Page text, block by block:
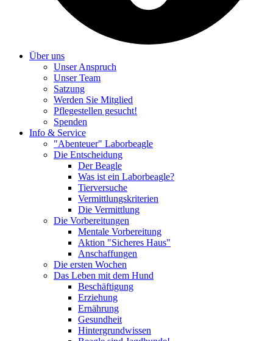
Über uns
Unser Anspruch
Unser Team
Satzung
Werden Sie Mitglied
Pflegestellen gesucht!
Spenden
Info & Service
"Abenteuer" Laborbeagle
Die Entscheidung
Der Beagle
Was ist ein Laborbeagle?
Tierversuche
Vermittlungskriterien
Die Vermittlung
Die Vorbereitungen
Mentale Vorbereitung
Aktion "Sicheres Haus"
Anschaffungen
Die ersten Wochen
Das Leben mit dem Hund
Beschäftigung
Erziehung
Ernährung
Gesundheit
Hintergrundwissen